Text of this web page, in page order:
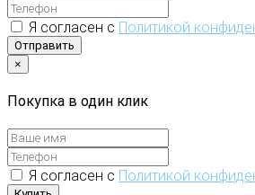
Я согласен с Политикой
Отправить
×
Покупка в один клик
Я согласен с Политикой